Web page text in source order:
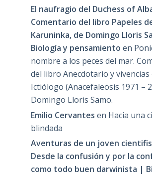
El naufragio del Duchess of
Comentario del libro Papeles
Karuninka, de Domingo Lloris
Biología y pensamiento en
nombre a los peces del mar.
del libro Anecdotario y vivencias
Ictiólogo (Anacefaleosis 1971 –
Domingo Lloris Samo.
Emilio Cervantes en Hacia una
blindada
Aventuras de un joven
Desde la confusión y por la
como todo buen darwinista |